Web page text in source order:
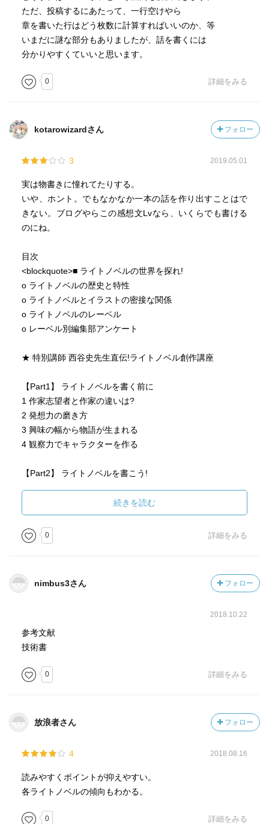
ただ、投稿するにあたって、一行空けやら
章を書いた行はどう枚数に計算すればいいのか、等
いまだに謎な部分もありましたが、話を書くには
分かりやすくていいと思います。
0 詳細をみる
kotarowizardさん フォロー
3 2019.05.01
実は物書きに憧れてたりする。
いや、ホント。でもなかなか一本の話を作り出すことはで
きない。ブログやらこの感想文Lvなら、いくらでも書ける
のにね。
目次
<blockquote>■ ライトノベルの世界を探れ!
o ライトノベルの歴史と特性
o ライトノベルとイラストの密接な関係
o ライトノベルのレーベル
o レーベル別編集部アンケート
★ 特別講師 西谷史先生直伝!ライトノベル創作講座
【Part1】 ライトノベルを書く前に
1 作家志望者と作家の違いは?
2 発想力の磨き方
3 興味の幅から物語が生まれる
4 観察力でキャラクターを作る
【Part2】 ライトノベルを書こう!
2 キャラクターの設定のしかた
3 世界観の作り方
4 プロットの立て方、組み合わせ方
5 構成力の磨き方
7 ライトノベルは書き出しで決まる
8 視点がブレないようにする
【Part3】 新人賞突破のための作品見直し講座
1 原稿を書く前に
3 原稿を書き終えた後に
ライトノベル作家のためのおすすめ参考文献</blockquote>
かなり長いね……。
ただ、ライトノベルに興味を持つ層がこの手の実用書を読
みなれてないからだろうか、アクセントにイラストを使っ
続きを読む
0 詳細をみる
nimbus3さん フォロー
2018.10.22
参考文献
技術書
0 詳細をみる
放浪者さん フォロー
4 2018.08.16
読みやすくポイントが抑えやすい。
各ライトノベルの傾向もわかる。
0 詳細をみる